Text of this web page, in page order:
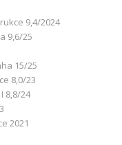
9,4/2024
9,6/25
15/25
8,0/23
8,8/24
2021